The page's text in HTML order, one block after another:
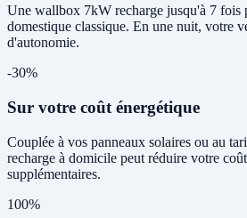
Une wallbox 7kW recharge jusqu'à 7 fois
domestique classique. En une nuit, votre
d'autonomie.
-30%
Sur votre coût énergétique
Couplée à vos panneaux solaires ou au
recharge à domicile peut réduire votre
supplémentaires.
100%